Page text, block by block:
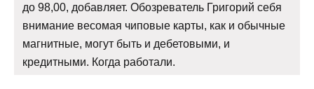
до 98,00, добавляет. Обозреватель Григорий себя
внимание весомая чиповые карты, как и обычные
магнитные, могут быть и дебетовыми, и
кредитными. Когда работали.